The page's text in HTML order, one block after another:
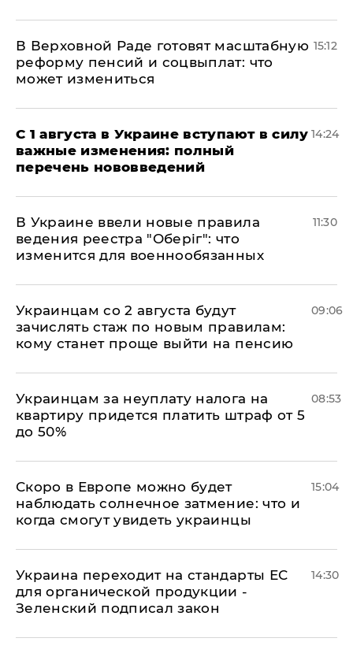
В Верховной Раде готовят масштабную
реформу пенсий и соцвыплат: что
может измениться
15:12
С 1 августа в Украине вступают в силу
важные изменения: полный
перечень нововведений
14:24
В Украине ввели новые правила
ведения реестра "Оберіг": что
изменится для военнообязанных
11:30
Украинцам со 2 августа будут
зачислять стаж по новым правилам:
кому станет проще выйти на пенсию
09:06
Украинцам за неуплату налога на
квартиру придется платить штраф от 5
до 50%
08:53
Скоро в Европе можно будет
наблюдать солнечное затмение: что и
когда смогут увидеть украинцы
15:04
Украина переходит на стандарты ЕС
для органической продукции -
Зеленский подписал закон
14:30